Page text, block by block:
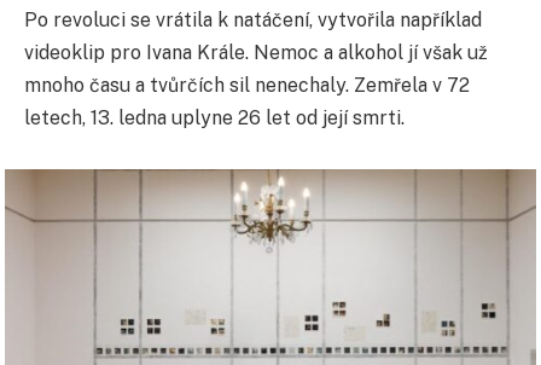
Po revoluci se vrátila k natáčení, vytvořila například
videoklip pro Ivana Krále. Nemoc a alkohol jí však už
mnoho času a tvůrčích sil nenechaly. Zemřela v 72
letech, 13. ledna uplyne 26 let od její smrti.